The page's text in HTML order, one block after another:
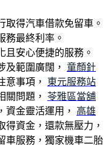
取得汽車借款免留車。
務最終利率。
且安心便捷的服務。
及範圍廣闊， 童顏針
意事項， 東元服務站
關問題， 苓雅區當舖
資金靈活運用， 高雄
得資金，還款無壓力，
車服務，獨家機車二胎